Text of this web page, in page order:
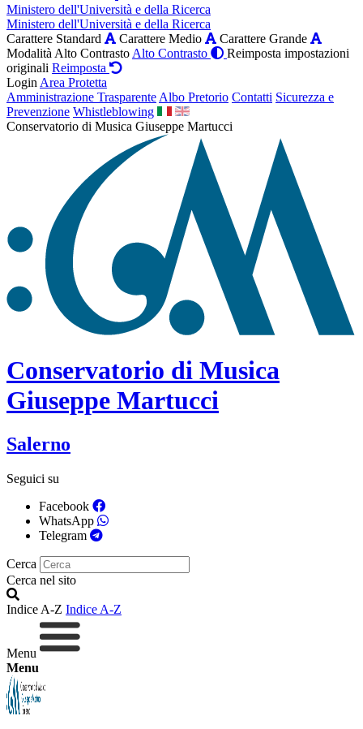
Ministero dell'Università e della Ricerca
Ministero dell'Università e della Ricerca
Carattere Standard
Carattere Medio
Carattere Grande
Modalità Alto Contrasto Alto Contrasto
Reimposta impostazioni
originali Reimposta
Login Area Protetta
Amministrazione Trasparente Albo Pretorio Contatti Sicurezza e
Prevenzione Whistleblowing
Conservatorio di Musica Giuseppe Martucci
Conservatorio di Musica
Giuseppe Martucci
Salerno
Seguici su
Facebook
WhatsApp
Telegram
Cerca
Cerca nel sito
Indice A-Z Indice A-Z
Menu
Menu